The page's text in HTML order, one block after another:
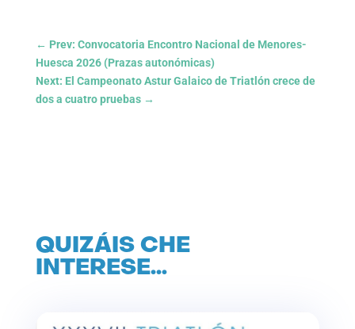
← Prev: Convocatoria Encontro Nacional de Menores-
Huesca 2026 (Prazas autonómicas)
Next: El Campeonato Astur Galaico de Triatlón crece de
dos a cuatro pruebas→
QUIZÁIS CHE
INTERESE…